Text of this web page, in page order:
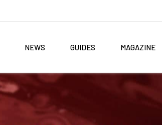
NEWS GUIDES MAGAZINE